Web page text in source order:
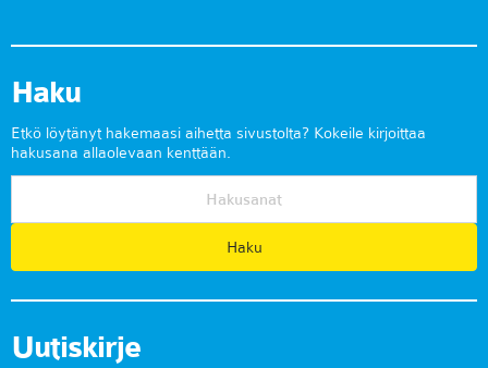
Haku
Etkö löytänyt hakemaasi aihetta sivustolta? Kokeile kirjoittaa
hakusana allaolevaan kenttään.
Uutiskirje